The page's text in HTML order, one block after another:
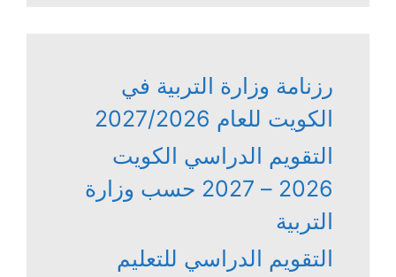
رزنامة وزارة التربية في
الكويت للعام 2027/2026
التقويم الدراسي الكويت
2026 – 2027 حسب وزارة
التربية
التقويم الدراسي للتعليم